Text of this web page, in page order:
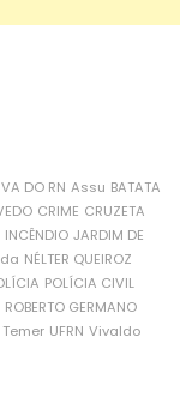
DO RN Assu BATATA
CRIME CRUZETA
INCÊNDIO JARDIM DE
NÉLTER QUEIROZ
POLÍCIA CIVIL
ROBERTO GERMANO
Temer UFRN Vivaldo